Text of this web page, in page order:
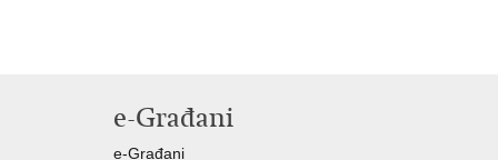
e-Građani
e-Građani